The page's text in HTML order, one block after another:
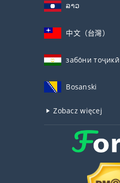
ລາວ
中文（台灣）
забо́ни тоҷикӣ́
Bosanski
Zobacz więcej